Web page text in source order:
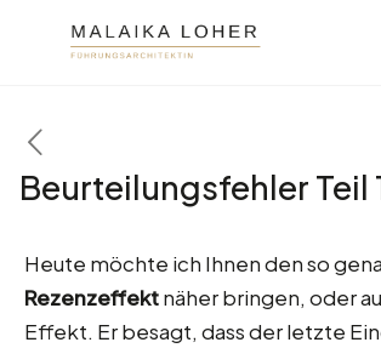
Beurteilungsfehler Teil
Heute möchte ich Ihnen den so
Rezenzeffektnäher bringen, oder
Effekt. Er besagt, dass der letzte